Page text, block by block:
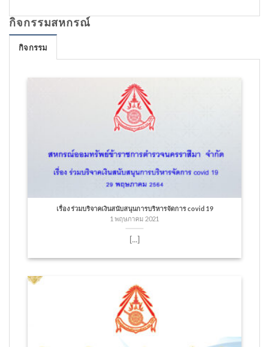
กิจกรรมสหกรณ์
กิจกรรม
เรื่อง ร่วมบริจาคเงินสนับสนุนการบริหารจัดการ covid 19
1 พฤษภาคม 2021
[...]